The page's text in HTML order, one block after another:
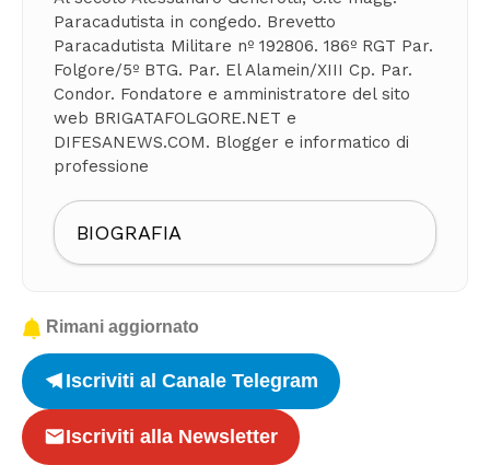
Paracadutista in congedo. Brevetto
Paracadutista Militare nº 192806. 186º RGT Par.
Folgore/5º BTG. Par. El Alamein/XIII Cp. Par.
Condor. Fondatore e amministratore del sito
web BRIGATAFOLGORE.NET e
DIFESANEWS.COM. Blogger e informatico di
professione
BIOGRAFIA
Rimani aggiornato
Iscriviti al Canale Telegram
Iscriviti alla Newsletter